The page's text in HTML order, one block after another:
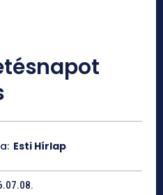
Esti Hírlap